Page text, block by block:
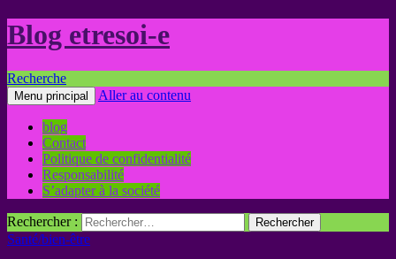
Blog etresoi-e
Recherche
Menu principal Aller au contenu
blog
Contact
Politique de confidentialité
Responsabilité
S’adapter à la société
Rechercher :
Santé/bien-être